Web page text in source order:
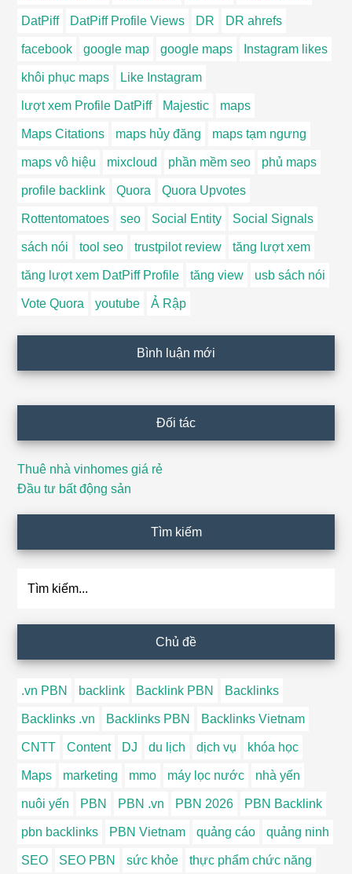
DatPiff DatPiff Profile Views DR DR ahrefs
facebook google map google maps Instagram likes
khôi phục maps Like Instagram
lượt xem Profile DatPiff Majestic maps
Maps Citations maps hủy đăng maps tạm ngưng
maps vô hiệu mixcloud phần mềm seo phủ maps
profile backlink Quora Quora Upvotes
Rottentomatoes seo Social Entity Social Signals
sách nói tool seo trustpilot review tăng lượt xem
tăng lượt xem DatPiff Profile tăng view usb sách nói
Vote Quora youtube Ả Rập
Bình luận mới
Đối tác
Thuê nhà vinhomes giá rẻ
Đầu tư bất động sản
Tìm kiếm
Chủ đề
.vn PBN backlink Backlink PBN Backlinks
Backlinks .vn Backlinks PBN Backlinks Vietnam
CNTT Content DJ du lịch dịch vụ khóa học
Maps marketing mmo máy lọc nước nhà yến
nuôi yến PBN PBN .vn PBN 2026 PBN Backlink
pbn backlinks PBN Vietnam quảng cáo quảng ninh
SEO SEO PBN sức khỏe thực phẩm chức năng